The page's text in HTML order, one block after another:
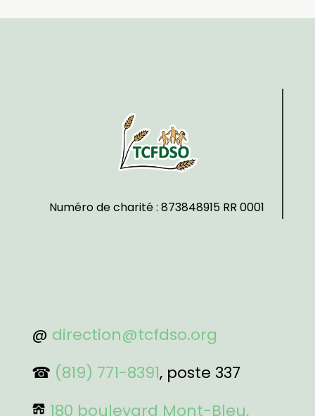
Numéro de charité : 873848915 RR 0001
@ direction@tcfdso.org
☎ (819) 771-8391, poste 337
180 boulevard Mont-Bleu,